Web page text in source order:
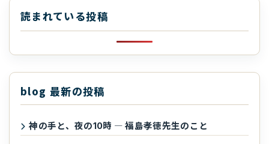
読まれている投稿
blog 最新の投稿
神の手と、夜の10時 ― 福島孝徳先生のこと